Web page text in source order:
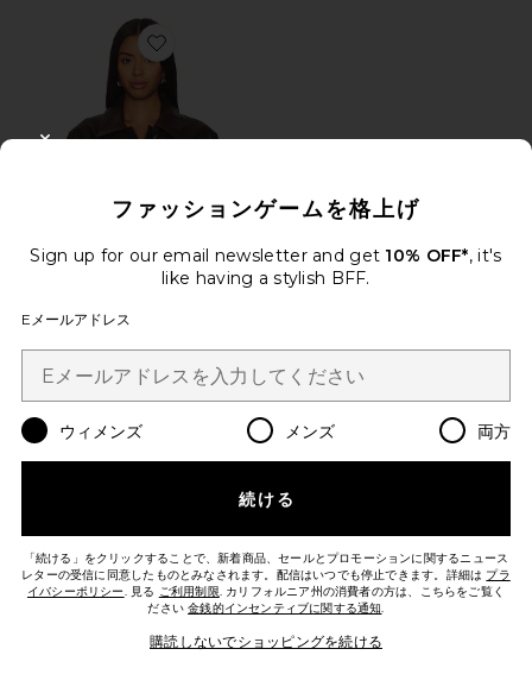
Favorite MARLOWE コート
MARLOWE コート
$675
Favorite ALMA ジャケット
ファッションゲームを格上げ
Sign up for our email newsletter and get 10% OFF*, it's
like having a stylish BFF.
Eメールアドレス
ウィメンズ メンズ 両方
続ける
「続ける」をクリックすることで、新着商品、セールとプロモーションに関するニュース
レターの受信に同意したものとみなされます。配信はいつでも停止できます。詳細は プラ
イバシーポリシー. 見る ご利用制限. カリフォルニア州の消費者の方は、こちらをご覧く
ださい金銭的インセンティブに関する通知.
購読しないでショッピングを続ける